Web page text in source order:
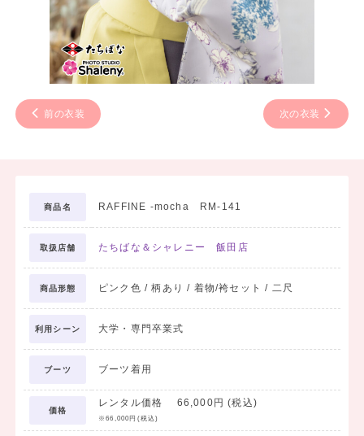
前の衣装 次の衣装
商品名 RAFFINE -mocha RM-141
取扱店舗 たちばな＆シャレニー 飯田店
商品形態 ピンク色 / 柄あり / 着物/袴セット / 二尺
利用シーン 大学・専門卒業式
ブーツ ブーツ着用
価格
レンタル価格 66,000円 (税込)
※66,000円(税込)